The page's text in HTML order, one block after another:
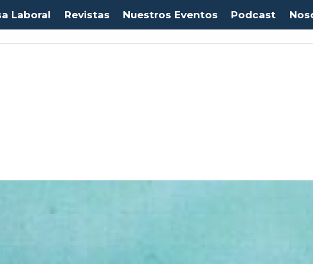
Laboral Revistas Nuestros Eventos Podcast